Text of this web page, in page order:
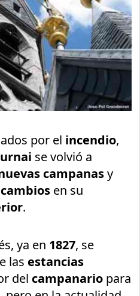
por el incendio,
se volvió a
campanasy
cambios en su
.
ya en 1827, se
las estancias
del campanario para